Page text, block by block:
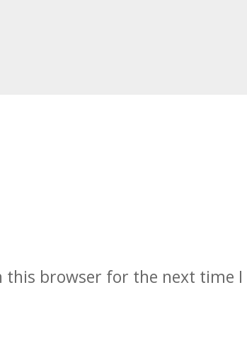
this browser for the next time I